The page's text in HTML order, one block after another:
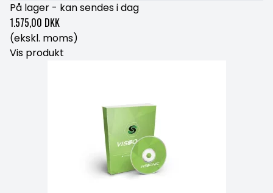
På lager - kan sendes i dag
1.575,00 DKK
(ekskl. moms)
Vis produkt